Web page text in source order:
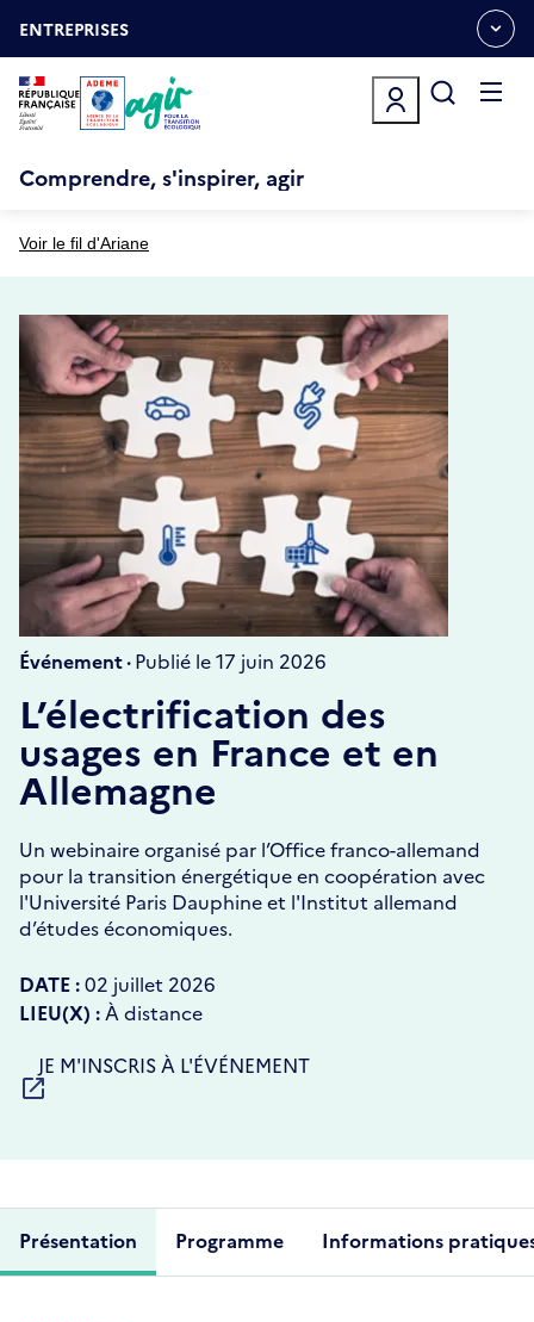
auOUVRIR
LE
MENU
ESPACE
ENTREPRISES
Comprendre, s'inspirer, agir
Voir le fil d'Ariane
Événement ·Publié le 17 juin 2026
L’électrification des
usages en France et en
Allemagne
Un webinaire organisé par l’Office franco-allemand
pour la transition énergétique en coopération avec
l'Université Paris Dauphine et l'Institut allemand
d’études économiques.
DATE :02 juillet 2026
LIEU(X) : À distance
S'OUVRE
DANS
UNE
JE M'INSCRIS À L'ÉVÉNEMENT
Présentation Programme Informations